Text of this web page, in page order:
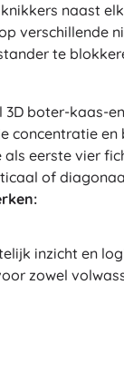
naast
verschillende
te
boter-kaas-
concentratie en
als eerste vier
of
inzicht en
zowel